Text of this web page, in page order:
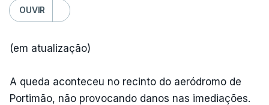
OUVIR
(em atualização)
A queda aconteceu no recinto do aeródromo de
Portimão, não provocando danos nas imediações.